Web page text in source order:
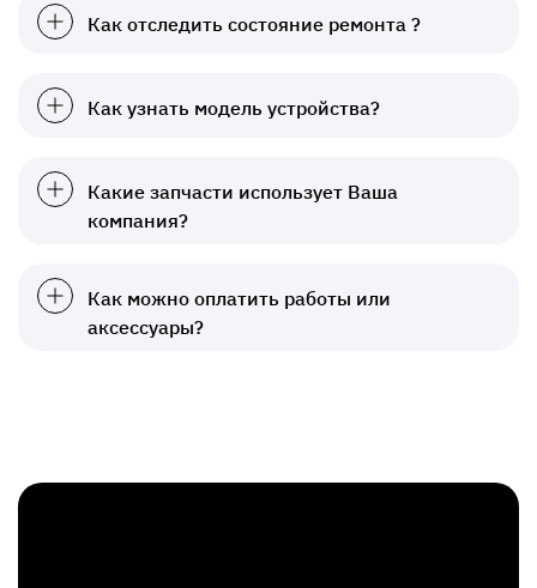
Как отследить состояние ремонта ?
Как узнать модель устройства?
Какие запчасти использует Ваша
компания?
Как можно оплатить работы или
аксессуары?